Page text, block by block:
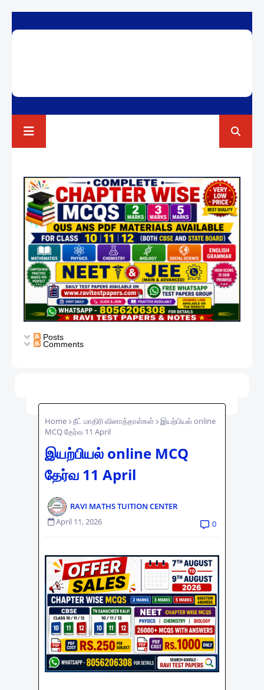
Posts
Comments
Home நீட் மாதிரி வினாத்தாள்கள்
இயற்பியல் online
MCQ தேர்வ 11 April
இயற்பியல் online MCQ
தேர்வ 11 April
RAVI MATHS TUITION CENTER
April 11, 2026
0